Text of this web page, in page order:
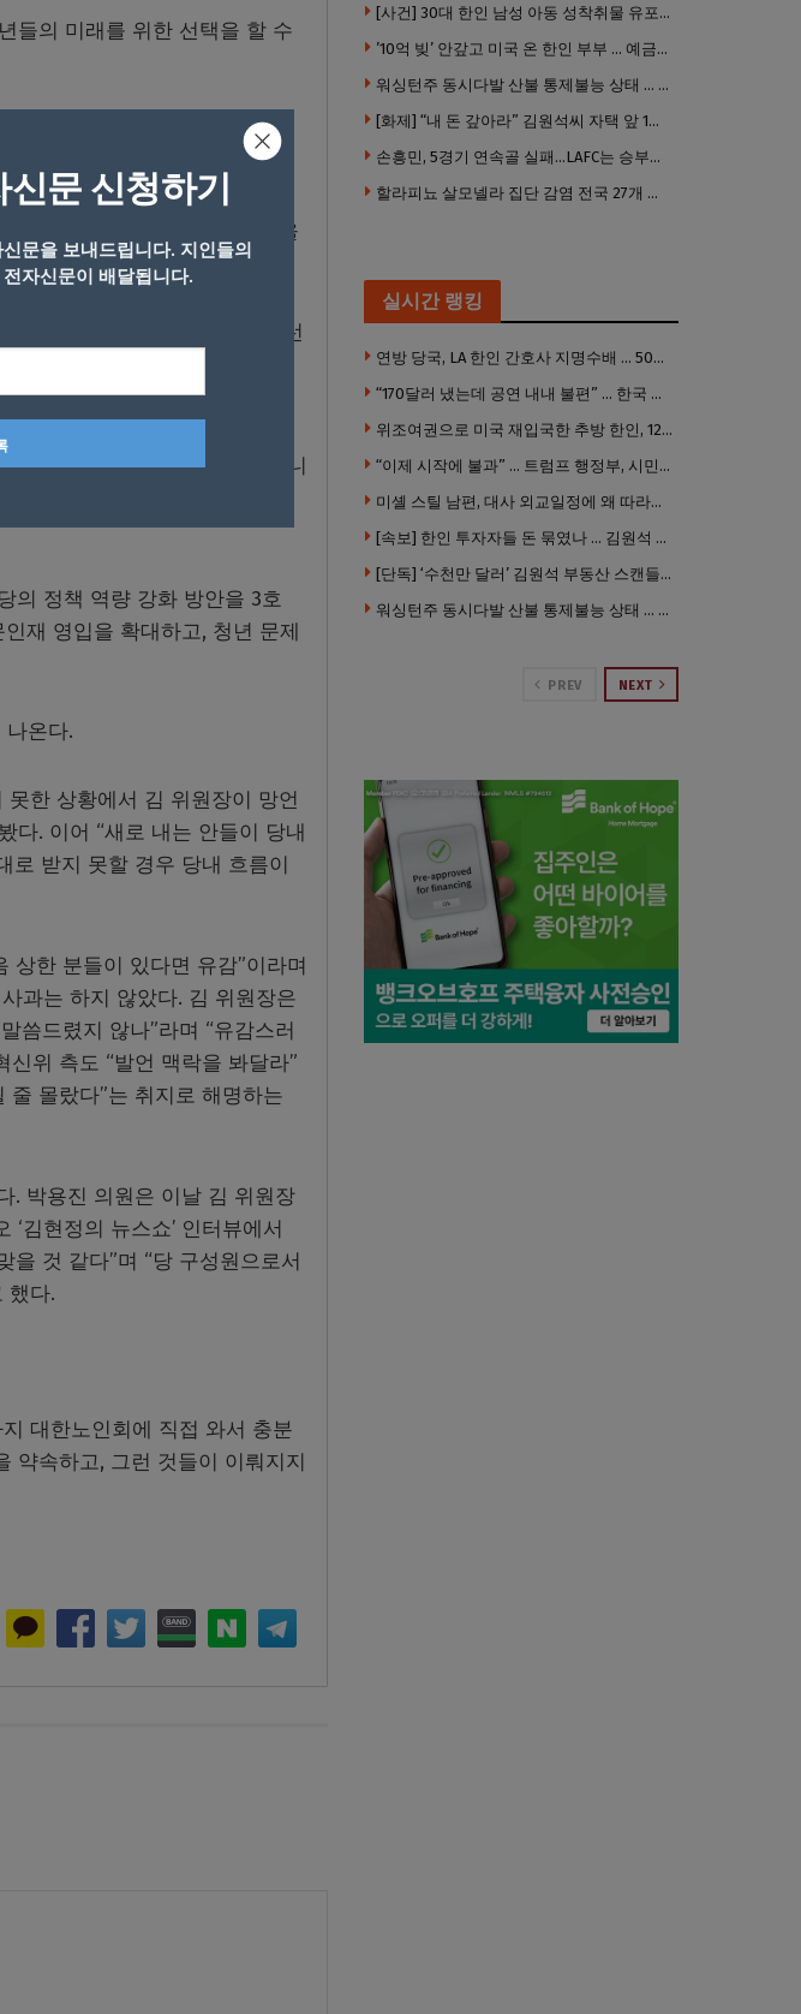
들의 미래를 위한 선택을 할 수
나온다. 가뜩이나 당내서 힘을
마뜩잖아 했으니 이번 논란을
후순위로 밀려있는데, 빨리 이런
다.
선 것”이라면서도 “친명계도
가 실패할 위기에 놓인 것 아니
의 정책 역량 강화 방안을 3호
재 영입을 확대하고, 청년 문제
온다.
한 상황에서 김 위원장이 망언
다. 이어 “새로 내는 안들이 당내
로 받지 못할 경우 당내 흐름이
상한 분들이 있다면 유감”이라며
과는 하지 않았다. 김 위원장은
씀드렸지 않나”라며 “유감스러
위 측도 “발언 맥락을 봐달라”
줄 몰랐다”는 취지로 해명하는
. 박용진 의원은 이날 김 위원장
김현정의 뉴스쇼’ 인터뷰에서
것 같다”며 “당 구성원으로서
했다.
대한노인회에 직접 와서 충분
약속하고, 그런 것들이 이뤄지지
[사건] 30대 한인 남성 아동 성착취물 유포 혐의로 체포
’10억 빚’ 안갚고 미국 온 한인 부부 … 예금보험공사, 미국서 소송
워싱턴주 동시다발 산불 통제불능 상태 … 이재민 수십만명
[화제] “내 돈 갚아라” 김원석씨 자택 앞 1인 광대 시위 … 한인 투자사, “108만 달러 못받아”
손흥민, 5경기 연속골 실패…LAFC는 승부차기 끝 과달라하라 격파
할라피뇨 살모넬라 집단 감염 전국 27개 주 급속 확산
실시간 랭킹
연방 당국, LA 한인 간호사 지명수배 … 500만 달러 메디캐어 사기, 선고 직전 한국 도주
“170달러 냈는데 공연 내내 불편” … 한국 코미디언 LA공연, 음향 불량에 외모 비하 개그 논란
위조여권으로 미국 재입국한 추방 한인, 120만 달러 은행 사기 행각
“이제 시작에 불과” … 트럼프 행정부, 시민권 박탈 본격화
미셸 스틸 남편, 대사 외교일정에 왜 따라갔나 … “매우 이례적”
[속보] 한인 투자자들 돈 묶였나 … 김원석 회사들 챕터7 강제파산·자진파산 잇따라 신청
[단독] ‘수천만 달러’ 김원석 부동산 스캔들 새 국면 … 한인 투자자들 소송 잇따라 ‘디폴트’ 절차
워싱턴주 동시다발 산불 통제불능 상태 … 이재민 수십만명
PREV NEXT
문 신청하기
문을 보내드립니다. 지인들의
자신문이 배달됩니다.